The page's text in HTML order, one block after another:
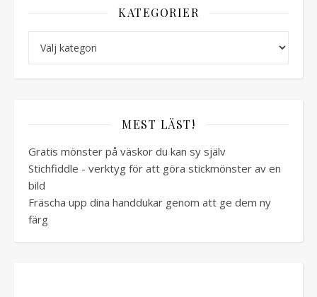
KATEGORIER
MEST LÄST!
Gratis mönster på väskor du kan sy själv
Stichfiddle - verktyg för att göra stickmönster av en
bild
Fräscha upp dina handdukar genom att ge dem ny
färg